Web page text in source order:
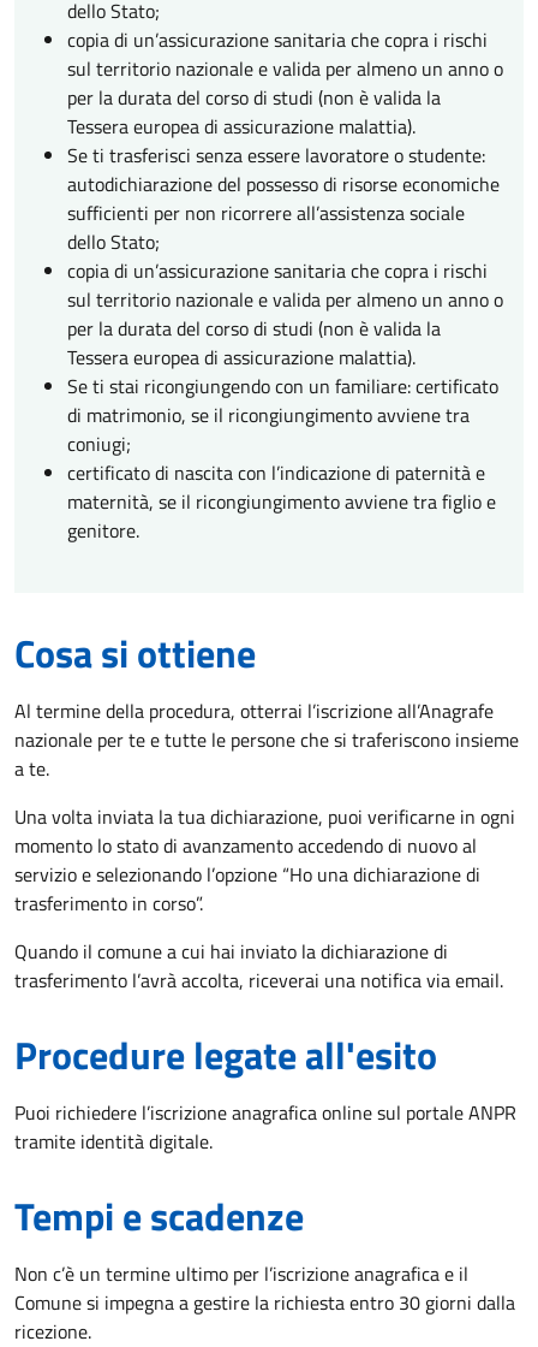
dello Stato;
copia di un’assicurazione sanitaria che copra i rischi
sul territorio nazionale e valida per almeno un anno o
per la durata del corso di studi (non è valida la
Tessera europea di assicurazione malattia).
Se ti trasferisci senza essere lavoratore o studente:
autodichiarazione del possesso di risorse economiche
sufficienti per non ricorrere all’assistenza sociale
dello Stato;
copia di un’assicurazione sanitaria che copra i rischi
sul territorio nazionale e valida per almeno un anno o
per la durata del corso di studi (non è valida la
Tessera europea di assicurazione malattia).
Se ti stai ricongiungendo con un familiare: certificato
di matrimonio, se il ricongiungimento avviene tra
coniugi;
certificato di nascita con l’indicazione di paternità e
maternità, se il ricongiungimento avviene tra figlio e
genitore.
Cosa si ottiene
Al termine della procedura, otterrai l’iscrizione all’Anagrafe
nazionale per te e tutte le persone che si traferiscono insieme
a te.
Una volta inviata la tua dichiarazione, puoi verificarne in ogni
momento lo stato di avanzamento accedendo di nuovo al
servizio e selezionando l’opzione “Ho una dichiarazione di
trasferimento in corso”.
Quando il comune a cui hai inviato la dichiarazione di
trasferimento l’avrà accolta, riceverai una notifica via email.
Procedure legate all'esito
Puoi richiedere l’iscrizione anagrafica online sul portale ANPR
tramite identità digitale.
Tempi e scadenze
Non c’è un termine ultimo per l’iscrizione anagrafica e il
Comune si impegna a gestire la richiesta entro 30 giorni dalla
ricezione.